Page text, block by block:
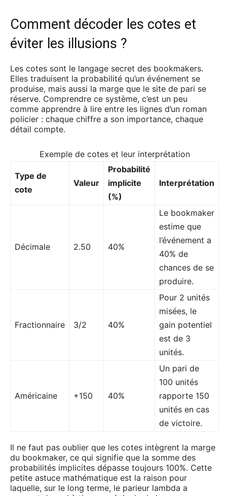
Comment décoder les cotes et
éviter les illusions ?
Les cotes sont le langage secret des bookmakers.
Elles traduisent la probabilité qu’un événement se
produise, mais aussi la marge que le site de pari se
réserve. Comprendre ce système, c’est un peu
comme apprendre à lire entre les lignes d’un roman
policier : chaque chiffre a son importance, chaque
détail compte.
Exemple de cotes et leur interprétation
Type de
cote
Valeur
Probabilité
implicite
(%)
Interprétation
Décimale 2.50 40%
Le bookmaker
estime que
l’événement a
40% de
chances de se
produire.
Fractionnaire 3/2 40%
Pour 2 unités
misées, le
gain potentiel
est de 3
unités.
Américaine +150 40%
Un pari de
100 unités
rapporte 150
unités en cas
de victoire.
Il ne faut pas oublier que les cotes intègrent la marge
du bookmaker, ce qui signifie que la somme des
probabilités implicites dépasse toujours 100%. Cette
petite astuce mathématique est la raison pour
laquelle, sur le long terme, le parieur lambda a